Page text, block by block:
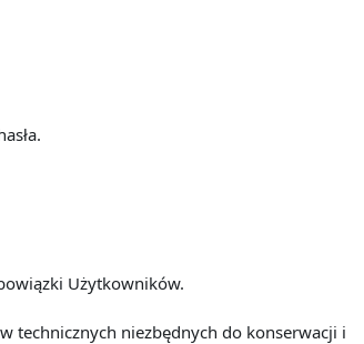
Użytkowników.
technicznych niezbędnych do konserwacji i